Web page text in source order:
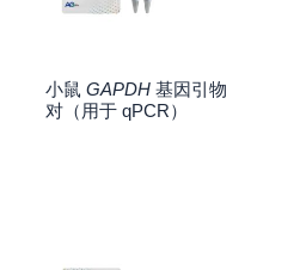
小鼠 GAPDH基因引物
对（用于 qPCR）